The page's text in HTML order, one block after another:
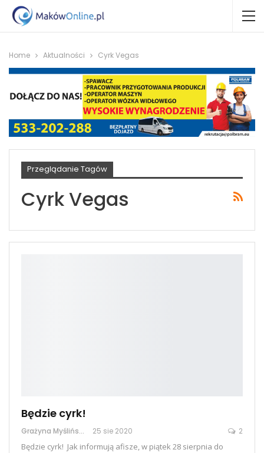
Home Aktualności Cyrk Vegas
Przeglądanie Tagów
Cyrk Vegas
Będzie cyrk!
Grażyna Myślińska 25 sie 2020 2
Będzie cyrk! Jak informują afisze, w piątek 28 sierpnia do